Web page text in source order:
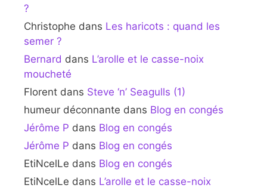
?
Christophe dans Les haricots : quand les
semer ?
Bernard dans L’arolle et le casse-noix
moucheté
Florent dans Steve ‘n’ Seagulls (1)
humeur déconnante dans Blog en congés
Jérôme P dans Blog en congés
Jérôme P dans Blog en congés
EtiNcelLe dans Blog en congés
EtiNcelLe dans L’arolle et le casse-noix